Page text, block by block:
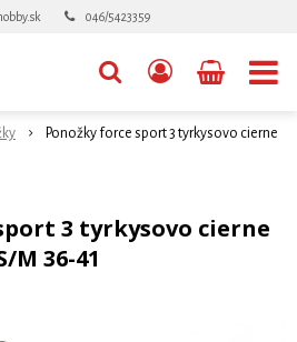
046/5423359
Ponožky force sport 3 tyrkysovo cierne
3 tyrkysovo cierne
M 36-41